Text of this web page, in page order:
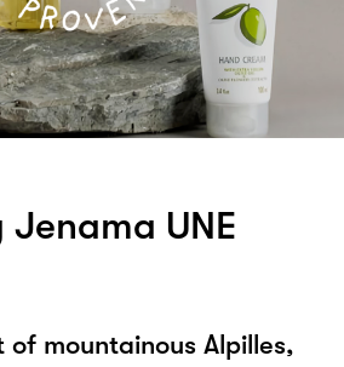
UNE
of mountainous Alpilles,